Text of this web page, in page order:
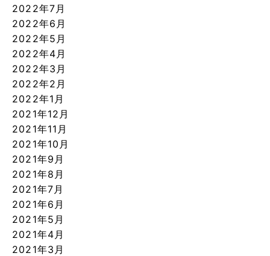
2022年7月
2022年6月
2022年5月
2022年4月
2022年3月
2022年2月
2022年1月
2021年12月
2021年11月
2021年10月
2021年9月
2021年8月
2021年7月
2021年6月
2021年5月
2021年4月
2021年3月